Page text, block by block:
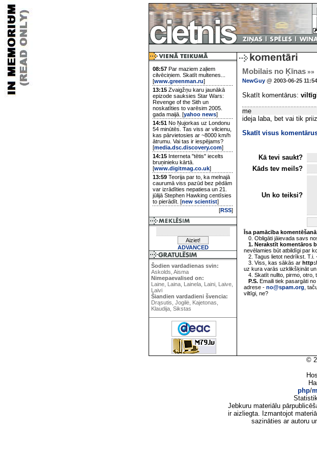
08:57 Par maziem zaļiem
cilvēciņiem. Skatīt multenes...
[www.greenman.ru]
13:15 Zvaigžņu karu jaunākā
epizode sauksies Star Wars:
Revenge of the Sith un
noskatīties to varēsim 2005.
gada maijā. [yahoo news]
14:51 No Ņujorkas uz Londonu
54 minūtēs. Tas viss ar vilcienu,
kas pārvietosies ar ~8000 km/h
ātrumu. Vai tas ir iespējams?
[media.dsc.discovery.com]
14:15 Interneta "tētis" iecelts
bruņinieku kārtā.
[www.digitmag.co.uk]
13:59 Teorija par to, ka melnajā
caurumā viss pazūd bez pēdām
var izrādīties nepatiesa un 21.
jūlijā Stephen Hawking centīsies
to pierādīt. [new scientist]
[RSS]
ADVANCED
Šodien vardadienas svin:
Askolds, Aisma
Nimepaevalised on:
Laine, Laina, Lainela, Laini, Laive,
Laivi
Šiandien vardadieni švencia:
Drąsutis, Jogilė, Kajetonas,
Klaudija, Sikstas
Mobilais no Ķīnas »»
NewGuy @ 2003-06-25 11:54
Skatīt komentārus:
me
ideja laba, bet vai tik
Skatīt visus
Kā tevi saukt?
Kāds tev meils?
Un ko teiksi?
Īsa pamācība
0. Obligāti jāievada savs
1. Nerakstīt komentāros
nevēlamies būt atbildīgi par
2. Tagus lietot nedrīkst. T.i.
3. Viss, kas sākās ar
uz kura varās uzklikšķināt
4. Skatīt nullto, pirmo, otro,
P.S. Emaili tiek pasargāti
adrese - no@spam.org ,
viltīgi, ne?
©
php/
Jebkuru materiālu
ir aizliegta. Izmantojot
sazināties ar autoru